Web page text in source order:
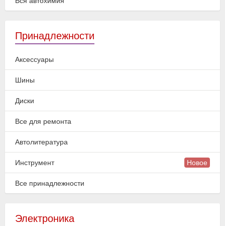
Принадлежности
Аксессуары
Шины
Диски
Все для ремонта
Автолитература
Инструмент Новое
Все принадлежности
Электроника